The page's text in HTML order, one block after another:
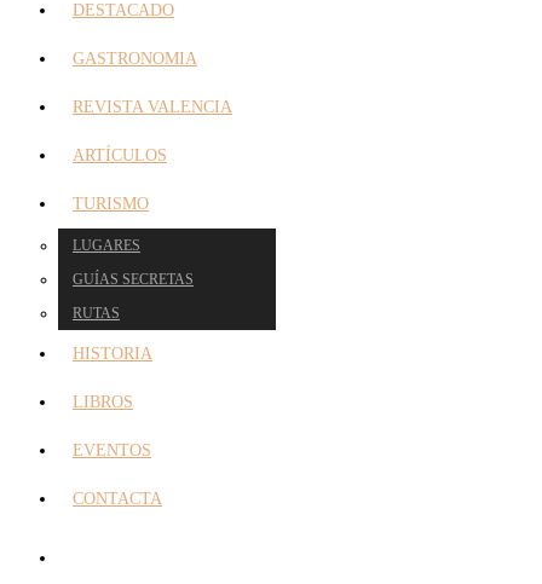
DESTACADO
GASTRONOMIA
REVISTA VALENCIA
ARTÍCULOS
TURISMO
LUGARES
GUÍAS SECRETAS
RUTAS
HISTORIA
LIBROS
EVENTOS
CONTACTA